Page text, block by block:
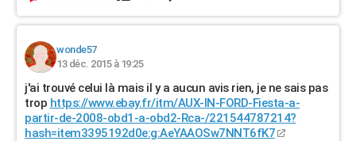
wonde57
13 déc. 2015 à 19:25
j'ai trouvé celui là mais il y a aucun avis rien, je ne sais pas
trop https://www.ebay.fr/itm/AUX-IN-FORD-Fiesta-a-
partir-de-2008-obd1-a-obd2-Rca-/221544787214?
hash=item3395192d0e:g:AeYAAOSw7NNT6fK7